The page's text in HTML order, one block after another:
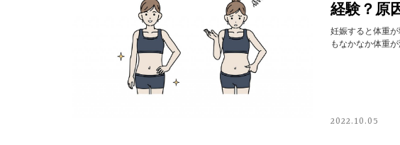
経験？原
妊娠すると体重
もなかなか体重
2022.10.05